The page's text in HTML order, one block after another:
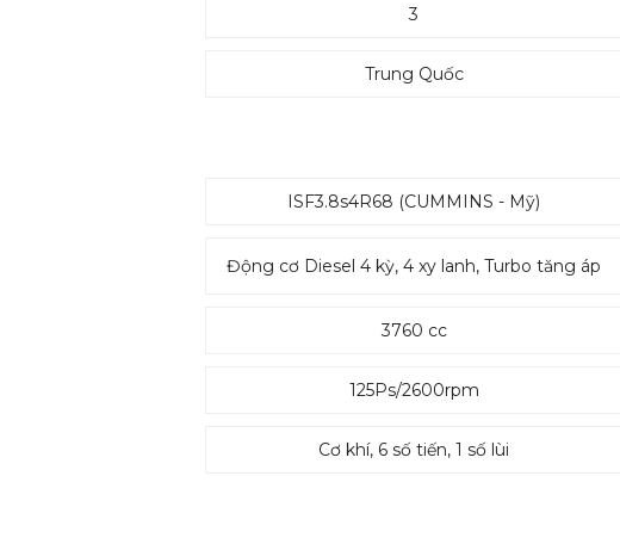
3
Trung Quốc
ISF3.8s4R68 (CUMMINS - Mỹ)
Động cơ Diesel 4 kỳ, 4 xy lanh, Turbo tăng áp
3760 cc
125Ps/2600rpm
Cơ khí, 6 số tiến, 1 số lùi